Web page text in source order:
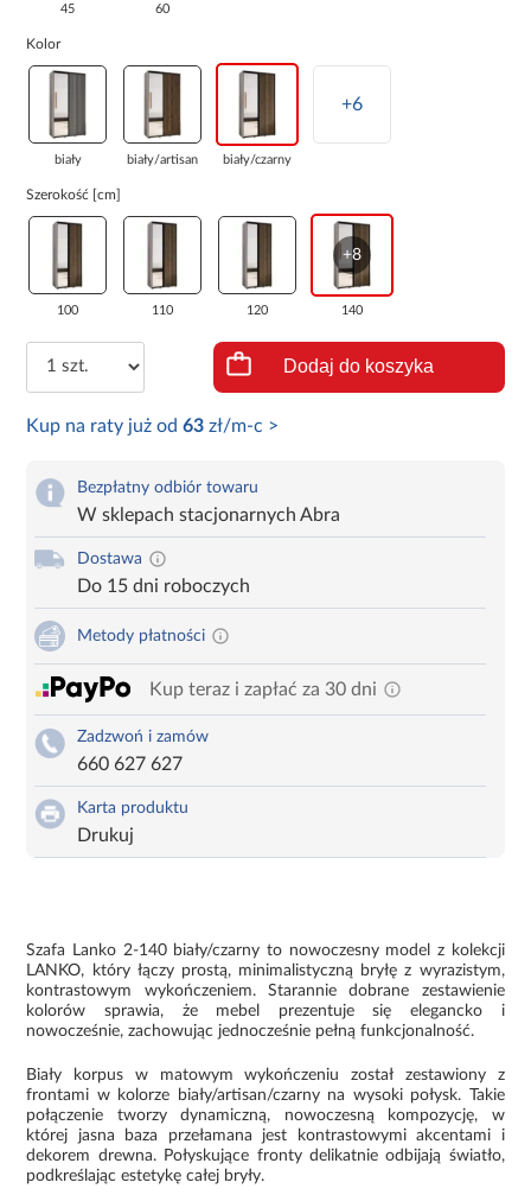
45 60
Kolor
biały biały/artisan biały/czarny
+6
Szerokość [cm]
100 110 120
+8
140
Dodaj do koszyka
Kup na raty już od63 zł/m-c >
Bezpłatny odbiór towaru
W sklepach stacjonarnych Abra
Dostawa
Do 15 dni roboczych
Metody płatności
Kup teraz i zapłać za 30 dni
Zadzwoń i zamów
660 627 627
Karta produktu
Drukuj
Szafa Lanko 2-140 biały/czarny to nowoczesny model z kolekcji
LANKO, który łączy prostą, minimalistyczną bryłę z wyrazistym,
kontrastowym wykończeniem. Starannie dobrane zestawienie
kolorów sprawia, że mebel prezentuje się elegancko i
nowocześnie, zachowując jednocześnie pełną funkcjonalność.
Biały korpus w matowym wykończeniu został zestawiony z
frontami w kolorze biały/artisan/czarny na wysoki połysk. Takie
połączenie tworzy dynamiczną, nowoczesną kompozycję, w
której jasna baza przełamana jest kontrastowymi akcentami i
dekorem drewna. Połyskujące fronty delikatnie odbijają światło,
podkreślając estetykę całej bryły.